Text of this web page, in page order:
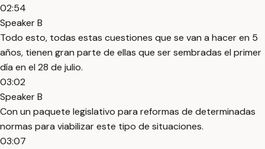
02:54
Speaker B
Todo esto, todas estas cuestiones que se van a hacer en 5
años, tienen gran parte de ellas que ser sembradas el primer
día en el 28 de julio.
03:02
Speaker B
Con un paquete legislativo para reformas de determinadas
normas para viabilizar este tipo de situaciones.
03:07